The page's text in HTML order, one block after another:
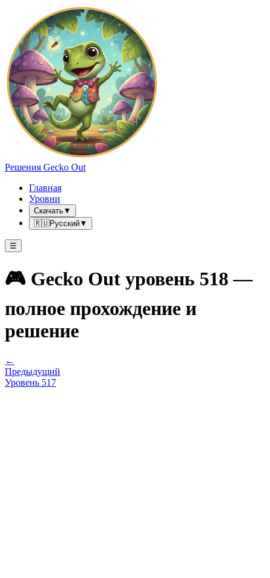
Решения Gecko Out
Главная
Уровни
Скачать▼
🇷🇺Русский▼
☰
🎮 Gecko Out уровень 518 —
полное прохождение и
решение
←
Предыдущий
Уровень 517